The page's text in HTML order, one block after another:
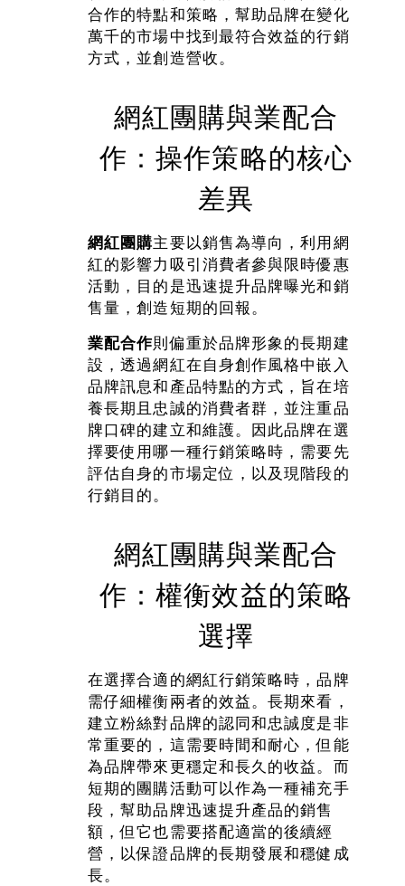
合作的特點和策略，幫助品牌在變化
萬千的市場中找到最符合效益的行銷
方式，並創造營收。
網紅團購與業配合
作：操作策略的核心
差異
網紅團購主要以銷售為導向，利用網
紅的影響力吸引消費者參與限時優惠
活動，目的是迅速提升品牌曝光和銷
售量，創造短期的回報。
業配合作則偏重於品牌形象的長期建
設，透過網紅在自身創作風格中嵌入
品牌訊息和產品特點的方式，旨在培
養長期且忠誠的消費者群，並注重品
牌口碑的建立和維護。因此品牌在選
擇要使用哪一種行銷策略時，需要先
評估自身的市場定位，以及現階段的
行銷目的。
網紅團購與業配合
作：權衡效益的策略
選擇
在選擇合適的網紅行銷策略時，品牌
需仔細權衡兩者的效益。長期來看，
建立粉絲對品牌的認同和忠誠度是非
常重要的，這需要時間和耐心，但能
為品牌帶來更穩定和長久的收益。而
短期的團購活動可以作為一種補充手
段，幫助品牌迅速提升產品的銷售
額，但它也需要搭配適當的後續經
營，以保證品牌的長期發展和穩健成
長。